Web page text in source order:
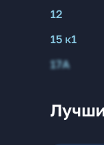
12
15 к1
17А